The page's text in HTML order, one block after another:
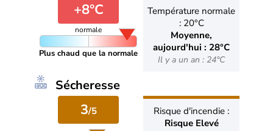
+8°C
normale
Plus chaud que la normale
Température normale
: 20°C
Moyenne,
aujourd'hui : 28°C
Il y a un an : 24°C
Sécheresse
3/5
Risque d'incendie :
Risque Elevé